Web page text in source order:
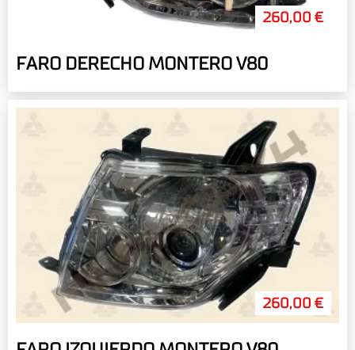
260,00 €
FARO DERECHO MONTERO V80
260,00 €